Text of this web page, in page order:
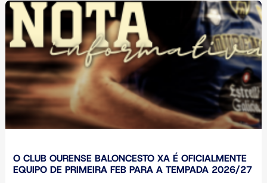
O CLUB OURENSE BALONCESTO XA É OFICIALMENTE
EQUIPO DE PRIMEIRA FEB PARA A TEMPADA 2026/27